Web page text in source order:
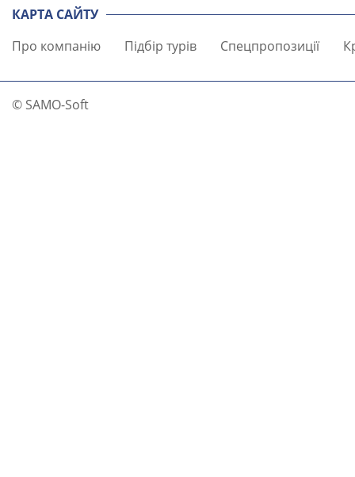
КАРТА САЙТУ
Про компанію
Підбір турів Спецпропозиції
© SAMO-Soft